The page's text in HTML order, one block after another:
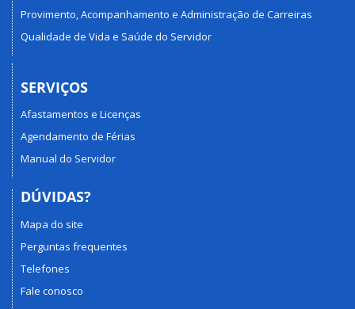
Provimento, Acompanhamento e Administração de Carreiras
Qualidade de Vida e Saúde do Servidor
SERVIÇOS
Afastamentos e Licenças
Agendamento de Férias
Manual do Servidor
DÚVIDAS?
Mapa do site
Perguntas frequentes
Telefones
Fale conosco